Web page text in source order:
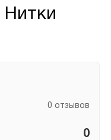
Нитки
0 отзывов
0